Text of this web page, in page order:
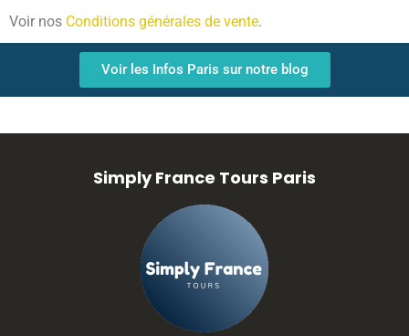
Voir nos Conditions générales de vente.
Voir les Infos Paris sur notre blog
Simply France Tours Paris